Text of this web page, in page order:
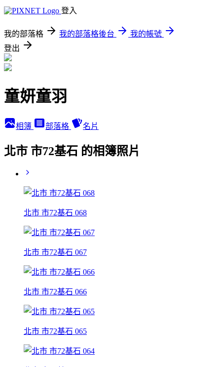
登入
我的部落格 我的部落格後台
我的帳號
登出
童妍童羽
相簿 部落格 名片
北市 市72基石 的相簿照片
北市 市72基石 068
北市 市72基石 067
北市 市72基石 066
北市 市72基石 065